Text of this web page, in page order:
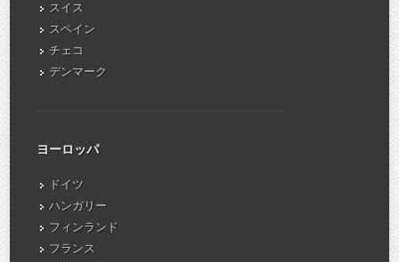
スイス
スペイン
チェコ
デンマーク
ヨーロッパ
ドイツ
ハンガリー
フィンランド
フランス